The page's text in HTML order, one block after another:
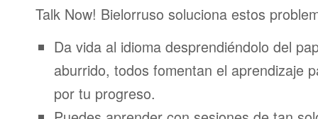
Talk Now! Bielorruso soluciona estos
Da vida al idioma desprendiéndolo del
aburrido, todos fomentan el aprendizaje
por tu progreso.